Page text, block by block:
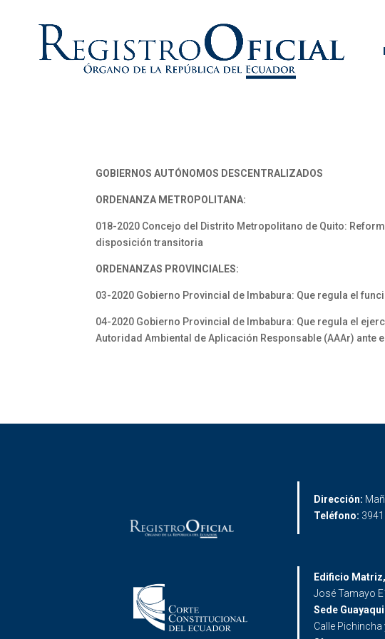
GOBIERNOS AUTÓNOMOS DESCENTRALIZADOS
ORDENANZA METROPOLITANA:
018-2020 Concejo del Distrito Metropolitano de Quito:
disposición transitoria
ORDENANZAS PROVINCIALES:
03-2020 Gobierno Provincial de Imbabura: Que regula el
04-2020 Gobierno Provincial de Imbabura: Que regula el
Autoridad Ambiental de Aplicación Responsable (AAAr) ante
Dirección:
Teléfono:
Edificio
José Tamayo
Sede
Calle